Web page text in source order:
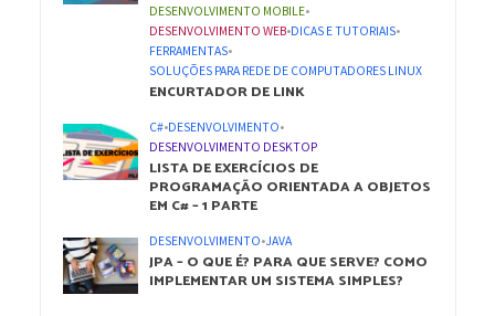
DESENVOLVIMENTO MOBILE•
DESENVOLVIMENTO WEB•DICAS E TUTORIAIS•
FERRAMENTAS•
SOLUÇÕES PARA REDE DE COMPUTADORES LINUX
ENCURTADOR DE LINK
C#•DESENVOLVIMENTO•
DESENVOLVIMENTO DESKTOP
LISTA DE EXERCÍCIOS DE
PROGRAMAÇÃO ORIENTADA A OBJETOS
EM C# – 1 PARTE
DESENVOLVIMENTO•JAVA
JPA – O QUE É? PARA QUE SERVE? COMO
IMPLEMENTAR UM SISTEMA SIMPLES?